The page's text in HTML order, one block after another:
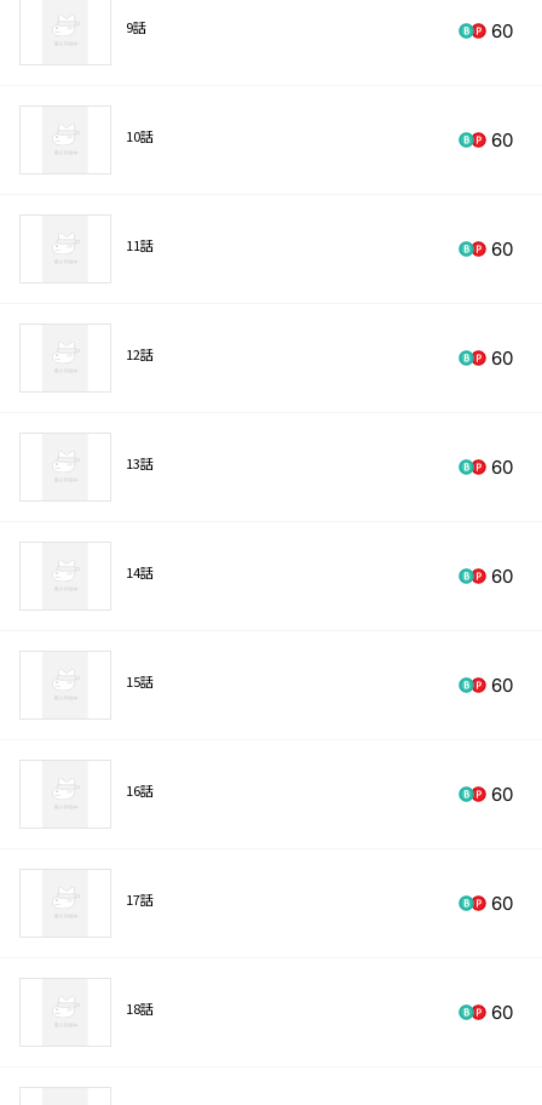
9話 60
10話 60
11話 60
12話 60
13話 60
14話 60
15話 60
16話 60
17話 60
18話 60